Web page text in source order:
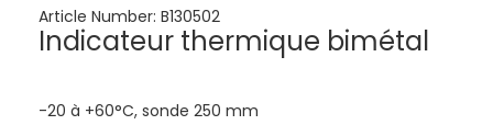
Article Number: B130502
Indicateur thermique bimétal
-20 à +60°C, sonde 250 mm